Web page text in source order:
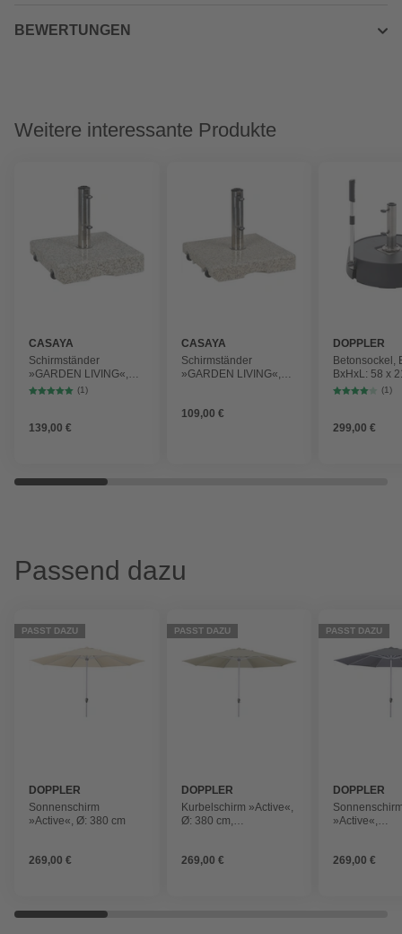
BEWERTUNGEN
Weitere interessante Produkte
CASAYA
Schirmständer
»GARDEN LIVING«,
Edelstahl/Granit,
(1)
139,00 €
CASAYA
Schirmständer
»GARDEN LIVING«,
32/38/48/52/60 mm
109,00 €
DOPPLER
Betonsockel,
BxHxL: 58 x
(1)
299,00 €
Passend dazu
PASST DAZU
DOPPLER
Sonnenschirm
»Active«, Ø: 380 cm
269,00 €
PASST DAZU
DOPPLER
Kurbelschirm »Active«,
Ø: 380 cm,
269,00 €
PASST DAZU
DOPPLER
»Active«,
269,00 €